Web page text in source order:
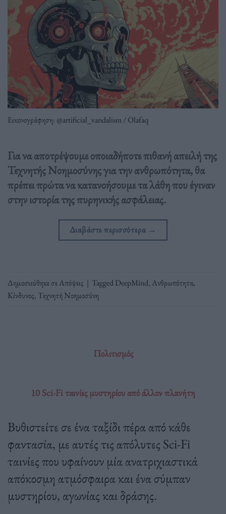
Εικονογράφηση: @artificial_vandalism / Olafaq
Για να αποτρέψουμε οποιαδήποτε πιθανή απειλή της
Τεχνητής Νοημοσύνης για την ανθρωπότητα, θα
πρέπει πρώτα να κατανοήσουμε τα λάθη που έγιναν
στην ιστορία της πυρηνικής ασφάλειας.
Διαβάστε περισσότερα →
Δημοσιεύθηκε σεΑπόψεις | TaggedDeepMind,Ανθρωπότητα,
Κίνδυνος, Τεχνητή Νοημοσύνη
Πολιτισμός
10 Sci-Fi ταινίες μυστηρίου από άλλον πλανήτη
Βυθιστείτε σε ένα ταξίδι πέρα από κάθε
φαντασία, με αυτές τις απόλυτες Sci-Fi
ταινίες που υφαίνουν μία ανατριχιαστικά
απόκοσμη ατμόσφαιρα και ένα σύμπαν
μυστηρίου, αγωνίας και δράσης.